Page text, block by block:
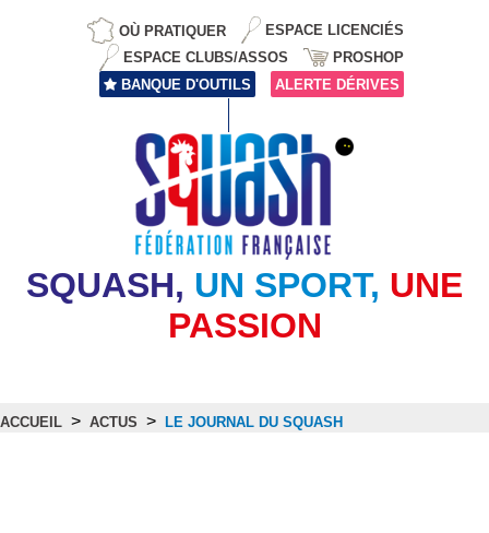
OÙ PRATIQUER
ESPACE LICENCIÉS
ESPACE CLUBS/ASSOS
PROSHOP
BANQUE D'OUTILS
ALERTE DÉRIVES
SQUASH, UN SPORT, UNE
PASSION
ACCUEIL > ACTUS > LE JOURNAL DU SQUASH